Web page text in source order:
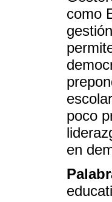
como
poco
en